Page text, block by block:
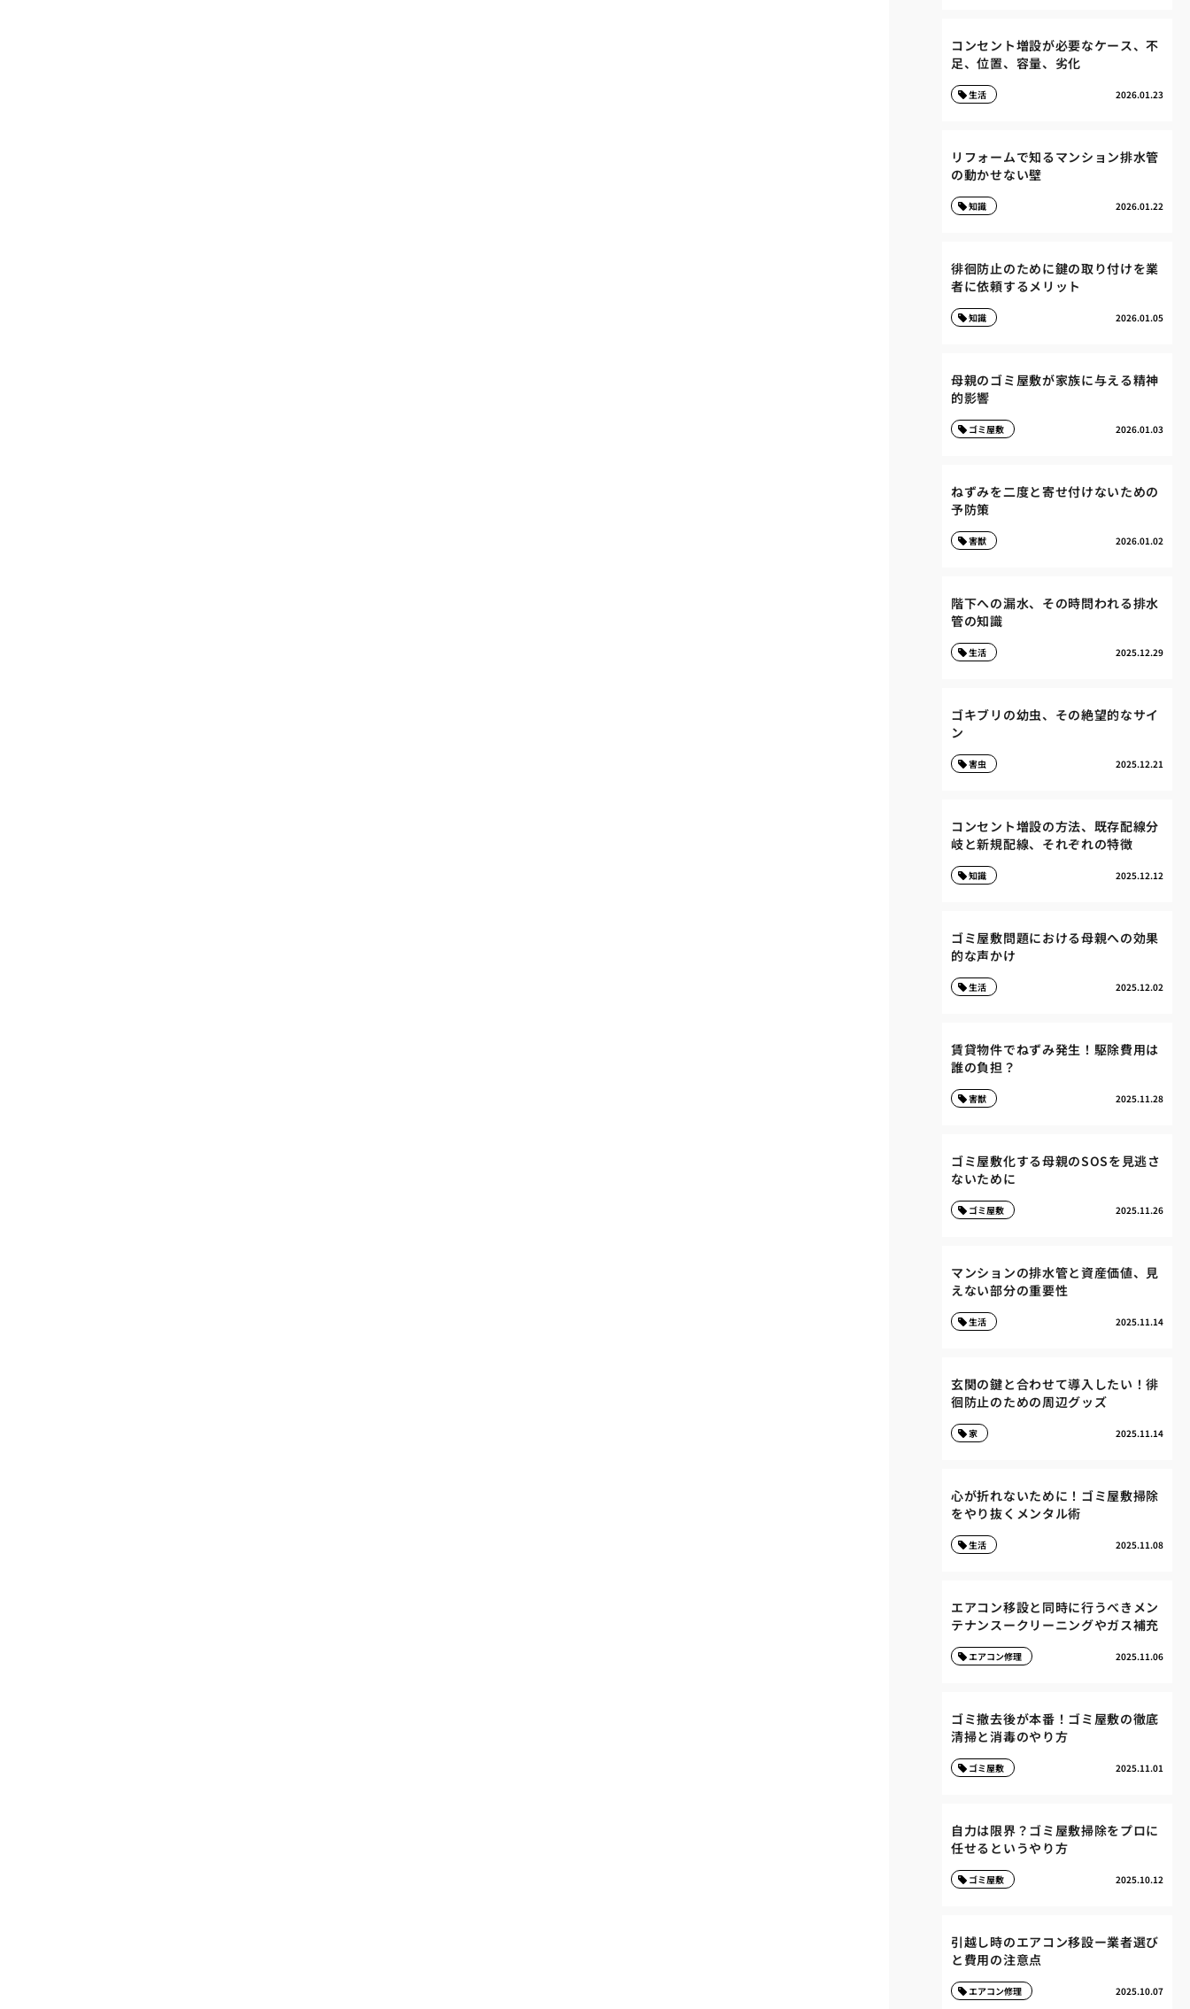
コンセント増設が必要なケース、不
足、位置、容量、劣化
2026.01.23
生活
リフォームで知るマンション排水管
の動かせない壁
2026.01.22
知識
徘徊防止のために鍵の取り付けを業
者に依頼するメリット
2026.01.05
知識
母親のゴミ屋敷が家族に与える精神
的影響
2026.01.03
ゴミ屋敷
ねずみを二度と寄せ付けないための
予防策
2026.01.02
害獣
階下への漏水、その時問われる排水
管の知識
2025.12.29
生活
ゴキブリの幼虫、その絶望的なサイ
ン
2025.12.21
害虫
コンセント増設の方法、既存配線分
岐と新規配線、それぞれの特徴
2025.12.12
知識
ゴミ屋敷問題における母親への効果
的な声かけ
2025.12.02
生活
賃貸物件でねずみ発生！駆除費用は
誰の負担？
2025.11.28
害獣
ゴミ屋敷化する母親のSOSを見逃さ
ないために
2025.11.26
ゴミ屋敷
マンションの排水管と資産価値、見
えない部分の重要性
2025.11.14
生活
玄関の鍵と合わせて導入したい！徘
徊防止のための周辺グッズ
2025.11.14
家
心が折れないために！ゴミ屋敷掃除
をやり抜くメンタル術
2025.11.08
生活
エアコン移設と同時に行うべきメン
テナンスークリーニングやガス補充
2025.11.06
エアコン修理
ゴミ撤去後が本番！ゴミ屋敷の徹底
清掃と消毒のやり方
2025.11.01
ゴミ屋敷
自力は限界？ゴミ屋敷掃除をプロに
任せるというやり方
2025.10.12
ゴミ屋敷
引越し時のエアコン移設ー業者選び
と費用の注意点
2025.10.07
エアコン修理